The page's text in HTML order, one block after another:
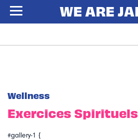
Wellness
Exercices Spirituels
#gallery-1 {